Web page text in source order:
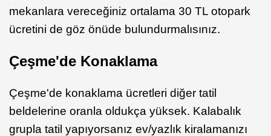
mekanlara vereceğiniz ortalama 30 TL otopark
ücretini de göz önüde bulundurmalısınız.
Çeşme'de Konaklama
Çeşme'de konaklama ücretleri diğer tatil
beldelerine oranla oldukça yüksek. Kalabalık
grupla tatil yapıyorsanız ev/yazlık kiralamanızı